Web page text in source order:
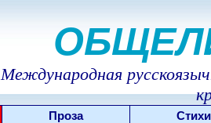
Международная
Проза Стихи